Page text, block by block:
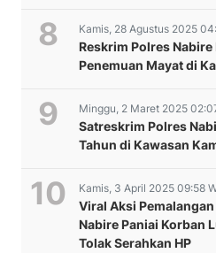
Kamis, 28 Agustus 2025
Reskrim Polres Nabire
Penemuan Mayat di
Minggu, 2 Maret 2025
Satreskrim Polres
Tahun di Kawasan
Kamis, 3 April 2025 09:58
Viral Aksi
Nabire Paniai Korban
Tolak Serahkan HP
Para Tokoh Adat Sepakat
KPU dan Bawaslu Provinsi
Sebagai Penyelenggara